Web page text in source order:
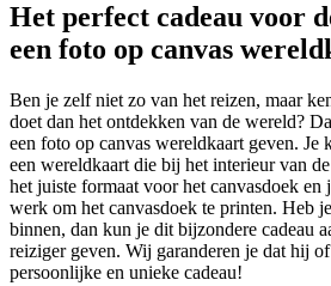
Het perfect cadeau voor
een foto op canvas
Ben je zelf niet zo van het reizen, maar
doet dan het ontdekken van de wereld?
een foto op canvas wereldkaart geven. Je
een wereldkaart die bij het interieur van
het juiste formaat voor het canvasdoek en
werk om het canvasdoek te printen. Heb
binnen, dan kun je dit bijzondere cadeau
reiziger geven. Wij garanderen je dat hij
persoonlijke en unieke cadeau!